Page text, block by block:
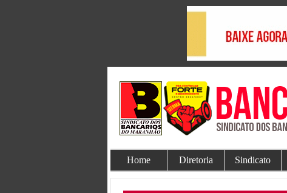
Home Diretoria Sindicato